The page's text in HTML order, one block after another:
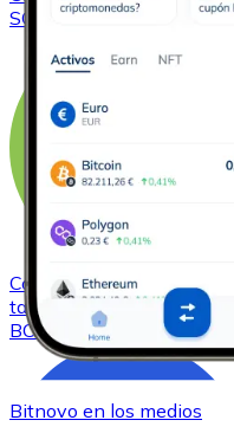
SOL
ComprarBitcoin Cash
tarjeta
BCH
Bitnovo en los medios